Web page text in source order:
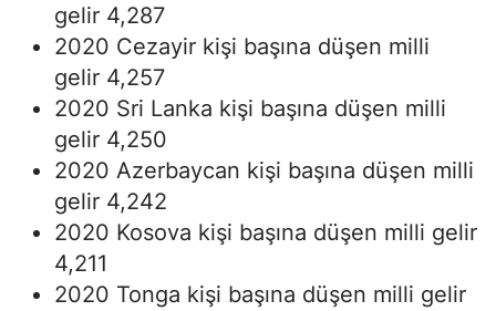
gelir 4,287
2020 Cezayir kişi başına düşen milli
gelir 4,257
2020 Sri Lanka kişi başına düşen milli
gelir 4,250
2020 Azerbaycan kişi başına düşen milli
gelir 4,242
2020 Kosova kişi başına düşen milli gelir
4,211
2020 Tonga kişi başına düşen milli gelir